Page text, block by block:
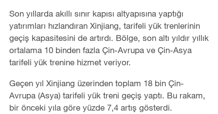
Son yıllarda akıllı sınır kapısı altyapısına yaptığı
yatırımları hızlandıran Xinjiang, tarifeli yük trenlerinin
geçiş kapasitesini de artırdı. Bölge, son altı yıldır yıllık
ortalama 10 binden fazla Çin-Avrupa ve Çin-Asya
tarifeli yük trenine hizmet veriyor.
Geçen yıl Xinjiang üzerinden toplam 18 bin Çin-
Avrupa (Asya) tarifeli yük treni geçiş yaptı. Bu rakam,
bir önceki yıla göre yüzde 7,4 artış gösterdi.